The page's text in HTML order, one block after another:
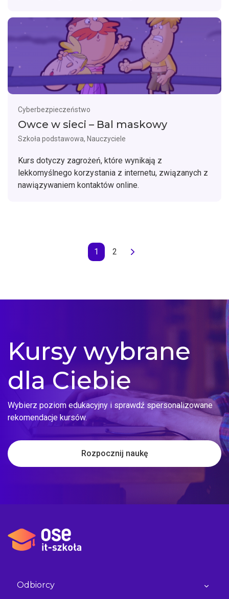
Cyberbezpieczeństwo
Owce w sieci – Bal maskowy
Szkoła podstawowa, Nauczyciele
Kurs dotyczy zagrożeń, które wynikają z
lekkomyślnego korzystania z internetu, związanych z
nawiązywaniem kontaktów online.
1 2
Kursy wybrane
dla Ciebie
Wybierz poziom edukacyjny i sprawdź spersonalizowane
rekomendacje kursów.
Rozpocznij naukę
Odbiorcy